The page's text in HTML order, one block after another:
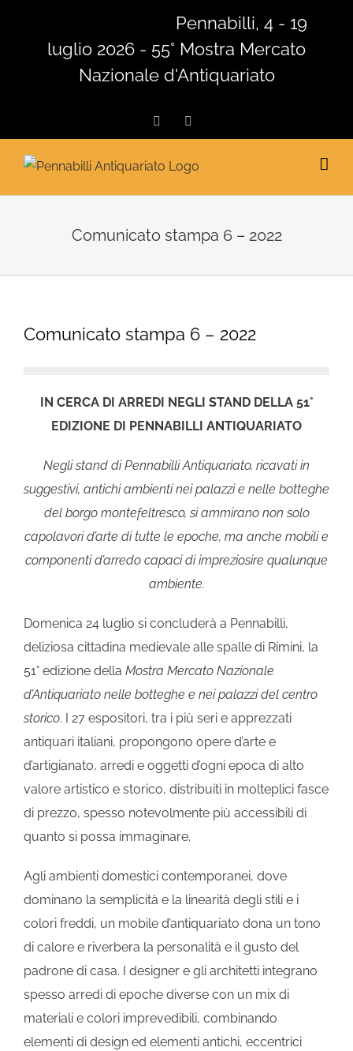
contenuto
Pennabilli, 4 - 19
luglio 2026 - 55° Mostra Mercato
Nazionale d'Antiquariato
Facebook
Comunicato stampa 6 – 2022
Comunicato stampa 6 – 2022
IN CERCA DI ARREDI NEGLI STAND DELLA 51°
EDIZIONE DI PENNABILLI ANTIQUARIATO
Negli stand di Pennabilli Antiquariato, ricavati in
suggestivi, antichi ambienti nei palazzi e nelle botteghe
del borgo montefeltresco, si ammirano non solo
capolavori d’arte di tutte le epoche, ma anche mobili e
componenti d’arredo capaci di impreziosire qualunque
ambiente.
Domenica 24 luglio si concluderà a Pennabilli,
deliziosa cittadina medievale alle spalle di Rimini, la
51° edizione della Mostra Mercato Nazionale
d’Antiquariato nelle botteghe e nei palazzi del centro
storico. I 27 espositori, tra i più seri e apprezzati
antiquari italiani, propongono opere d’arte e
d’artigianato, arredi e oggetti d’ogni epoca di alto
valore artistico e storico, distribuiti in molteplici fasce
di prezzo, spesso notevolmente più accessibili di
quanto si possa immaginare.
Agli ambienti domestici contemporanei, dove
dominano la semplicità e la linearità degli stili e i
colori freddi, un mobile d’antiquariato dona un tono
di calore e riverbera la personalità e il gusto del
padrone di casa. I designer e gli architetti integrano
spesso arredi di epoche diverse con un mix di
materiali e colori imprevedibili, combinando
elementi di design ed elementi antichi, eccentrici